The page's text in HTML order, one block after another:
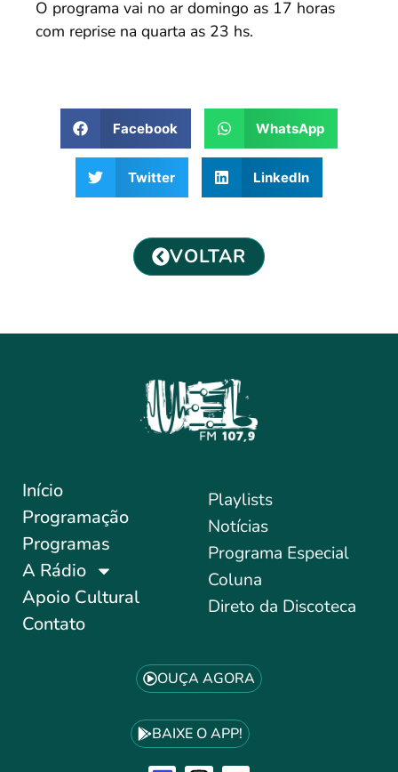
O programa vai no ar domingo as 17 horas
com reprise na quarta as 23 hs.
Facebook WhatsApp
Twitter LinkedIn
VOLTAR
Início
Programação
Programas
A Rádio
Apoio Cultural
Contato
Playlists
Notícias
Programa Especial
Coluna
Direto da Discoteca
OUÇA AGORA
BAIXE O APP!